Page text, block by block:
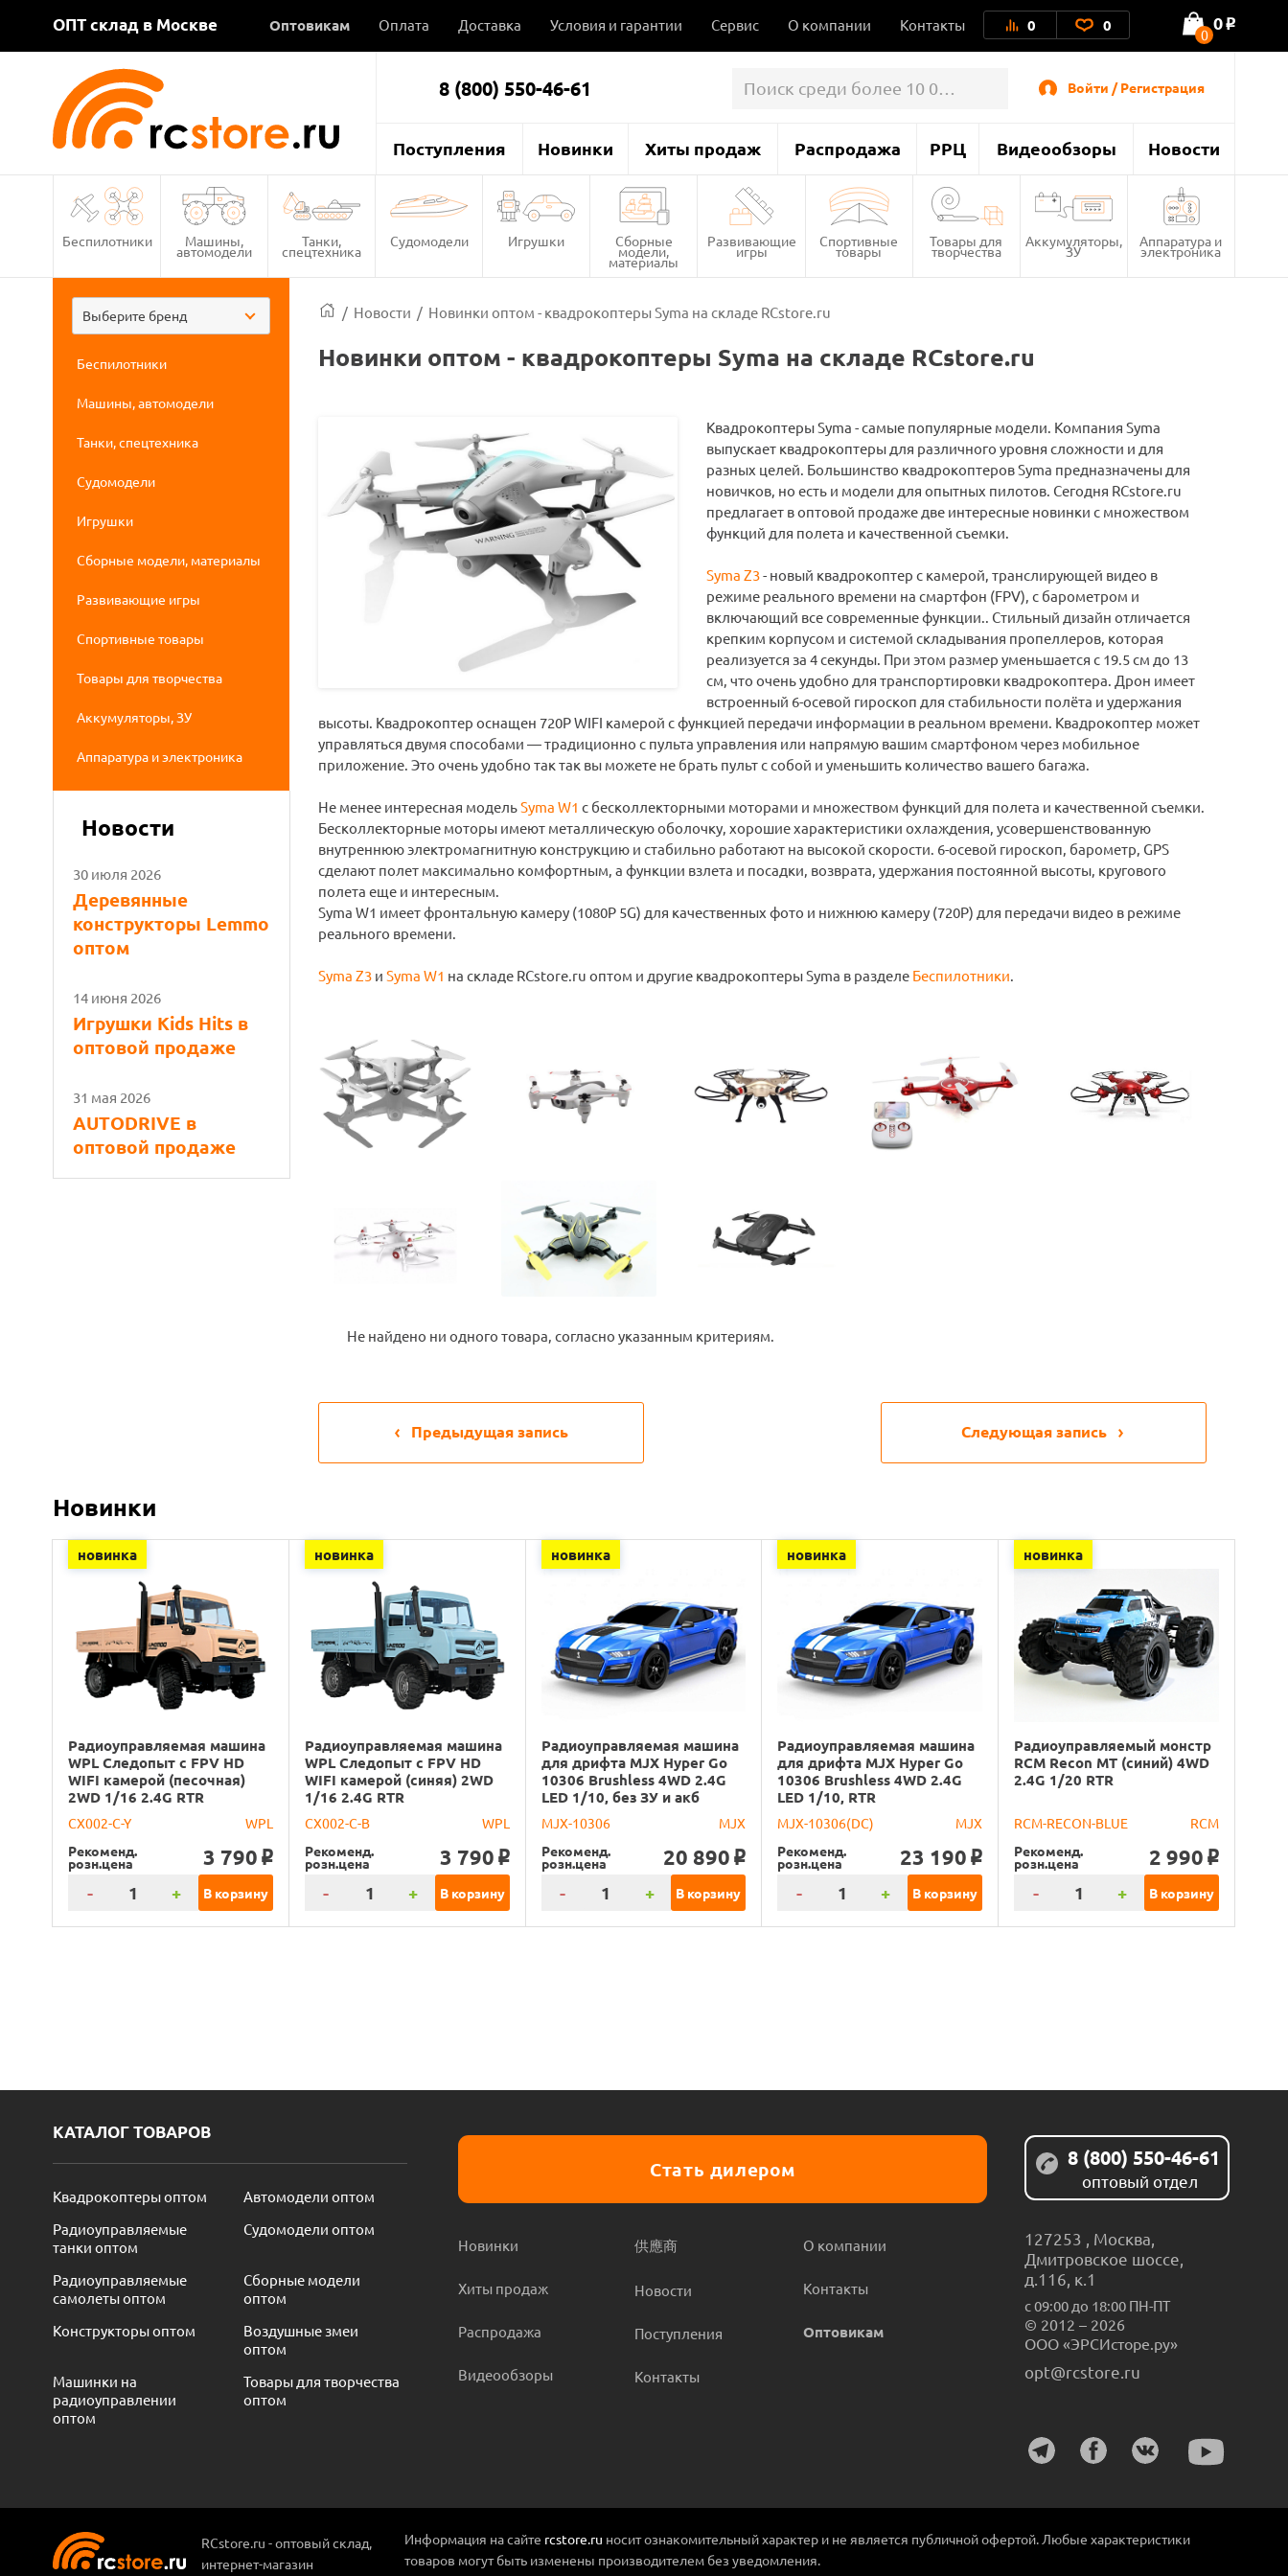
ОПТ склад в Москве Оптовикам Оплата Доставка Условия и гарантии Сервис О компании Контакты 0 0 0
0 o
8 (800) 550-46-61 Войти / Регистрация
Поступления Новинки Хиты продаж Распродажа РРЦ Видеообзоры Новости
Беспилотники Машины,
автомодели
Танки,
спецтехника
Судомодели Игрушки Сборные
модели,
материалы
Развивающие
игры
Спортивные
товары
Товары для
творчества
Аккумуляторы,
ЗУ
Аппаратура и
электроника
Выберите бренд
Беспилотники
Машины, автомодели
Танки, спецтехника
Судомодели
Игрушки
Сборные модели, материалы
Развивающие игры
Спортивные товары
Товары для творчества
Аккумуляторы, ЗУ
Аппаратура и электроника
Новости
30 июля 2026
Деревянные
конструкторы Lemmo
оптом
14 июня 2026
Игрушки Kids Hits в
оптовой продаже
31 мая 2026
AUTODRIVE в
оптовой продаже
/ Новости / Новинки оптом - квадрокоптеры Syma на складе RCstore.ru
Новинки оптом - квадрокоптеры Syma на складе RCstore.ru
Квадрокоптеры Syma - самые популярные модели. Компания Syma
выпускает квадрокоптеры для различного уровня сложности и для
разных целей. Большинство квадрокоптеров Syma предназначены для
новичков, но есть и модели для опытных пилотов. Сегодня RCstore.ru
предлагает в оптовой продаже две интересные новинки с множеством
функций для полета и качественной съемки.
Syma Z3- новый квадрокоптер с камерой, транслирующей видео в
режиме реального времени на смартфон (FPV), с барометром и
включающий все современные функции.. Стильный дизайн отличается
крепким корпусом и системой складывания пропеллеров, которая
реализуется за 4 секунды. При этом размер уменьшается с 19.5 см до 13
см, что очень удобно для транспортировки квадрокоптера. Дрон имеет
встроенный 6-осевой гироскоп для стабильности полёта и удержания
высоты. Квадрокоптер оснащен 720P WIFI камерой с функцией передачи информации в реальном времени. Квадрокоптер может
управляться двумя способами — традиционно с пульта управления или напрямую вашим смартфоном через мобильное
приложение. Это очень удобно так так вы можете не брать пульт с собой и уменьшить количество вашего багажа.
Не менее интересная модельSyma W1 с бесколлекторными моторами и множеством функций для полета и качественной съемки.
Бесколлекторные моторы имеют металлическую оболочку, хорошие характеристики охлаждения, усовершенствованную
внутреннюю электромагнитную конструкцию и стабильно работают на высокой скорости. 6-осевой гироскоп, барометр, GPS
сделают полет максимально комфортным, а функции взлета и посадки, возврата, удержания постоянной высоты, кругового
полета еще и интересным.
Syma W1 имеет фронтальную камеру (1080Р 5G) для качественных фото и нижнюю камеру (720P) для передачи видео в режиме
реального времени.
Syma Z3и Syma W1 на складе RCstore.ru оптом и другие квадрокоптеры Syma в разделе Беспилотники
Не найдено ни одного товара, согласно указанным критериям.
Следующая запись
Предыдущая запись
Новинки
новинка
Радиоуправляемая машина
WPL Следопыт с FPV HD
WIFI камерой (песочная)
2WD 1/16 2.4G RTR
CX002-C-Y
WPL
Рекоменд.
розн.цена 3 790 o
- + В корзину
новинка
Радиоуправляемая машина
WPL Следопыт с FPV HD
WIFI камерой (синяя) 2WD
1/16 2.4G RTR
CX002-C-B
WPL
Рекоменд.
розн.цена 3 790 o
- + В корзину
новинка
Радиоуправляемая машина
для дрифта MJX Hyper Go
10306 Brushless 4WD 2.4G
LED 1/10, без ЗУ и акб
MJX-10306
MJX
Рекоменд.
розн.цена 20 890 o
- + В корзину
новинка
Радиоуправляемая машина
для дрифта MJX Hyper Go
10306 Brushless 4WD 2.4G
LED 1/10, RTR
MJX-10306(DC)
MJX
Рекоменд.
розн.цена 23 190 o
- + В корзину
новинка
Радиоуправляемый монстр
RCM Recon MT (синий) 4WD
2.4G 1/20 RTR
RCM-RECON-BLUE
RCM
Рекоменд.
розн.цена 2 990 o
- + В корзину
КАТАЛОГ ТОВАРОВ
Квадрокоптеры оптом
Автомодели оптом
Радиоуправляемые
танки оптом
Судомодели оптом
Радиоуправляемые
самолеты оптом
Сборные модели
оптом
Конструкторы оптом
Воздушные змеи
оптом
Машинки на
радиоуправлении
оптом
Товары для творчества
оптом
Стать дилером
Новинки
Хиты продаж
Распродажа
Видеообзоры
供應商
Новости
Поступления
Контакты
О компании
Контакты
Оптовикам
8 (800) 550-46-61
оптовый отдел
127253 , Москва,
Дмитровское шоссе,
д.116, к.1
с 09:00 до 18:00 ПН-ПТ
© 2012 – 2026
ООО «ЭРСИсторе.ру»
opt@rcstore.ru
RCstore.ru - оптовый склад,
интернет-магазин
Информация на сайте rcstore.ru носит ознакомительный характер и не является публичной офертой. Любые характеристики
товаров могут быть изменены производителем без уведомления.